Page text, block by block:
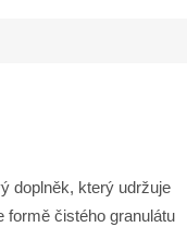
doplněk, který udržuje
formě čistého granulátu